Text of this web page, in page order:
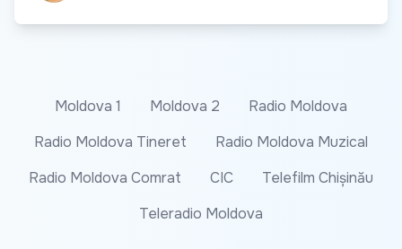
Moldova 1 Moldova 2
Radio Moldova
Radio Moldova Tineret
Radio Moldova Muzical
Radio Moldova Comrat
CIC
Telefilm Chișinău
Teleradio Moldova